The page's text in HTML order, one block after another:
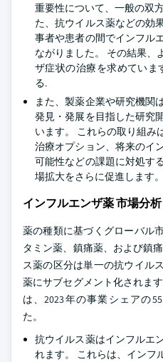
重要性について、一般の双
た、抗ウイルス薬などの効
事者や患者の間でインフル
ながりました。 その結果、
ザ症状の治療を求めていま
る.
また、製薬企業や研究機関
発見・発展を目指した研究
います。 これらの取り組み
治療オプション、将来のイ
可能性などの課題に対処す
場拡大をさらに促進します。
インフルエンザ薬 市場分析
薬の種類に基づくグローバル
タミン薬、鎮痛薬、および鎮
ス薬の区分は単一の抗ウイル
薬にサブセグメント化されま
は、2023年の事業シェアの
た。
抗ウイルス薬はインフルエ
れます。 これらは、インフ